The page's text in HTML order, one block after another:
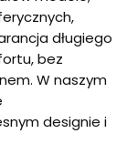
długiego
bez
W naszym
designie i